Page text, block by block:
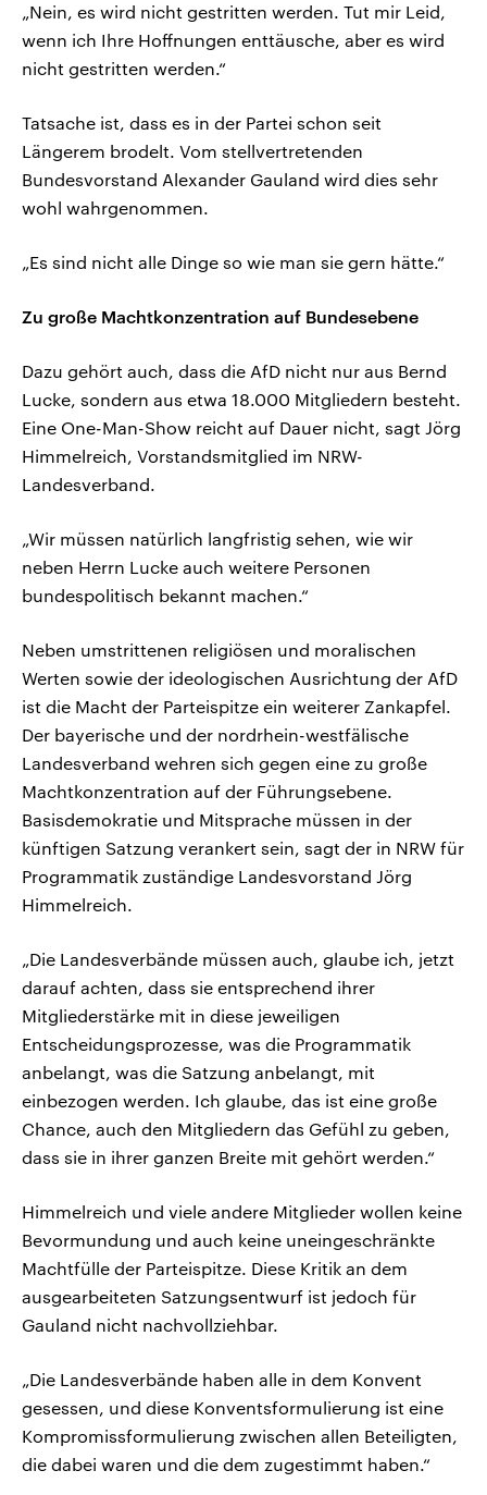
„Nein, es wird nicht gestritten werden. Tut mir Leid,
wenn ich Ihre Hoffnungen enttäusche, aber es wird
nicht gestritten werden.“
Tatsache ist, dass es in der Partei schon seit
Längerem brodelt. Vom stellvertretenden
Bundesvorstand Alexander Gauland wird dies sehr
wohl wahrgenommen.
„Es sind nicht alle Dinge so wie man sie gern hätte.“
Zu große Machtkonzentration auf Bundesebene
Dazu gehört auch, dass die AfD nicht nur aus Bernd
Lucke, sondern aus etwa 18.000 Mitgliedern besteht.
Eine One-Man-Show reicht auf Dauer nicht, sagt Jörg
Himmelreich, Vorstandsmitglied im NRW-
Landesverband.
„Wir müssen natürlich langfristig sehen, wie wir
neben Herrn Lucke auch weitere Personen
bundespolitisch bekannt machen.“
Neben umstrittenen religiösen und moralischen
Werten sowie der ideologischen Ausrichtung der AfD
ist die Macht der Parteispitze ein weiterer Zankapfel.
Der bayerische und der nordrhein-westfälische
Landesverband wehren sich gegen eine zu große
Machtkonzentration auf der Führungsebene.
Basisdemokratie und Mitsprache müssen in der
künftigen Satzung verankert sein, sagt der in NRW für
Programmatik zuständige Landesvorstand Jörg
Himmelreich.
„Die Landesverbände müssen auch, glaube ich, jetzt
darauf achten, dass sie entsprechend ihrer
Mitgliederstärke mit in diese jeweiligen
Entscheidungsprozesse, was die Programmatik
anbelangt, was die Satzung anbelangt, mit
einbezogen werden. Ich glaube, das ist eine große
Chance, auch den Mitgliedern das Gefühl zu geben,
dass sie in ihrer ganzen Breite mit gehört werden.“
Himmelreich und viele andere Mitglieder wollen keine
Bevormundung und auch keine uneingeschränkte
Machtfülle der Parteispitze. Diese Kritik an dem
ausgearbeiteten Satzungsentwurf ist jedoch für
Gauland nicht nachvollziehbar.
„Die Landesverbände haben alle in dem Konvent
gesessen, und diese Konventsformulierung ist eine
Kompromissformulierung zwischen allen Beteiligten,
die dabei waren und die dem zugestimmt haben.“